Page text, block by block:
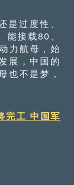
过度性、
能接载80、
力航母，始
展，中国的
也不是梦，
完工 中国军